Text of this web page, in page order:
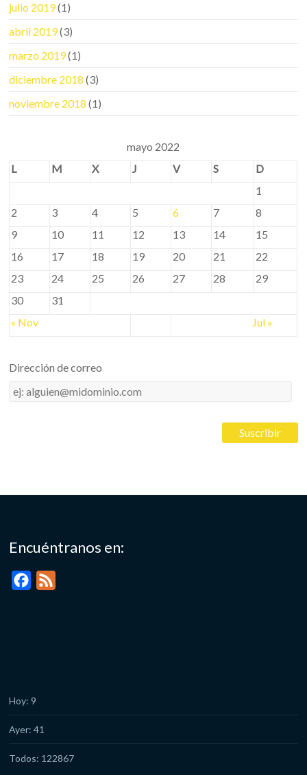
julio 2019(1)
abril 2019(3)
marzo 2019(1)
diciembre 2018 (3)
noviembre 2018 (1)
mayo 2022
L
M X J V S D
« Nov Jul »
1
2
3 4 5 6 7
8
9
10 11 12 13 14
15
16
17 18 19 20 21
22
23
24 25 26 27 28
29
30
31
Dirección de correo
Dirección
de
Encuéntranos en:
o
k
Hoy: 9
Ayer: 41
Todos: 122867